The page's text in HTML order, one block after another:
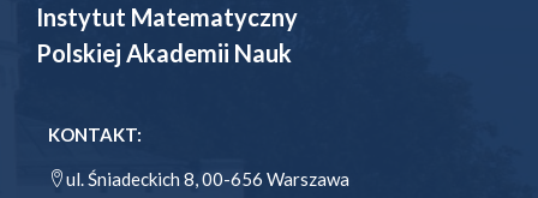
Instytut Matematyczny
Polskiej Akademii Nauk
KONTAKT:
ul. Śniadeckich 8, 00-656 Warszawa